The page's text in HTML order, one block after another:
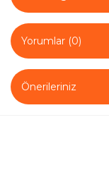
Yorumlar (0)
Önerileriniz